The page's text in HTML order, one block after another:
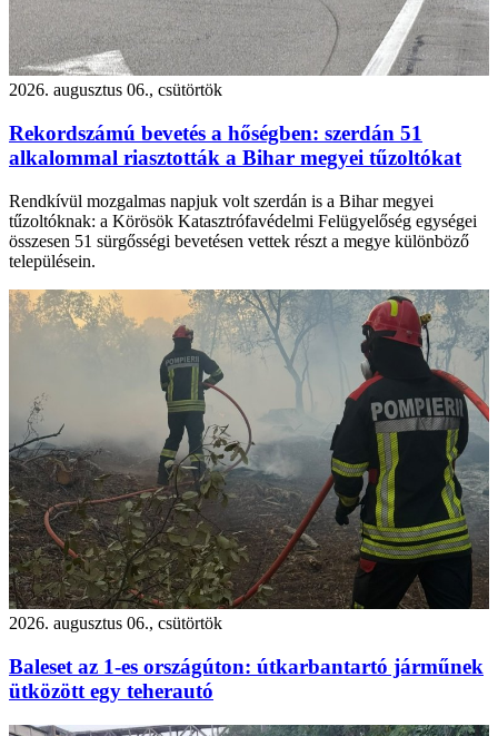
2026. augusztus 06., csütörtök
Rekordszámú bevetés a hőségben: szerdán 51
alkalommal riasztották a Bihar megyei tűzoltókat
Rendkívül mozgalmas napjuk volt szerdán is a Bihar megyei
tűzoltóknak: a Körösök Katasztrófavédelmi Felügyelőség egységei
összesen 51 sürgősségi bevetésen vettek részt a megye különböző
településein.
2026. augusztus 06., csütörtök
Baleset az 1-es országúton: útkarbantartó járműnek
ütközött egy teherautó